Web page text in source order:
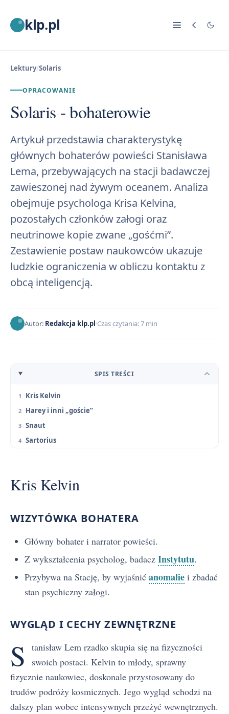
klp.pl
Lektury/Solaris
OPRACOWANIE
Solaris - bohaterowie
Artykuł przedstawia charakterystykę
głównych bohaterów powieści Stanisława
Lema, przebywających na stacji badawczej
zawieszonej nad żywym oceanem. Analiza
obejmuje psychologa Krisa Kelvina,
pozostałych członków załogi oraz
neutrinowe kopie zwane „gośćmi”.
Zestawienie postaw naukowców ukazuje
ludzkie ograniczenia w obliczu kontaktu z
obcą inteligencją.
Autor: Redakcja klp.pl Czas czytania: 7 min
SPIS TREŚCI
Kris Kelvin
Harey i inni „goście”
Snaut
Sartorius
Kris Kelvin
WIZYTÓWKA BOHATERA
Główny bohater i narrator powieści.
Z wykształcenia psycholog, badacz Instytutu.
Przybywa na Stację, by wyjaśnić anomalie i zbadać
stan psychiczny załogi.
WYGLĄD I CECHY ZEWNĘTRZNE
S
tanisław Lem rzadko skupia się na fizyczności
swoich postaci. Kelvin to młody, sprawny
fizycznie naukowiec, doskonale przystosowany do
trudów podróży kosmicznych. Jego wygląd schodzi na
dalszy plan wobec intensywnych przeżyć wewnętrznych.